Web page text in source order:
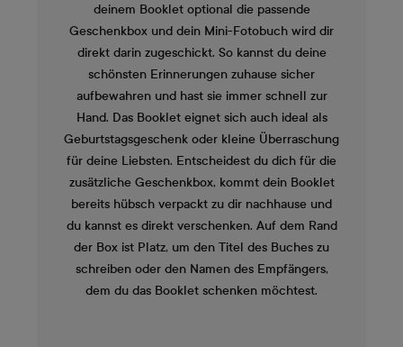
deinem Booklet optional die passende
Geschenkbox und dein Mini-Fotobuch wird dir
direkt darin zugeschickt. So kannst du deine
schönsten Erinnerungen zuhause sicher
aufbewahren und hast sie immer schnell zur
Hand. Das Booklet eignet sich auch ideal als
Geburtstagsgeschenk oder kleine Überraschung
für deine Liebsten. Entscheidest du dich für die
zusätzliche Geschenkbox, kommt dein Booklet
bereits hübsch verpackt zu dir nachhause und
du kannst es direkt verschenken. Auf dem Rand
der Box ist Platz, um den Titel des Buches zu
schreiben oder den Namen des Empfängers,
dem du das Booklet schenken möchtest.